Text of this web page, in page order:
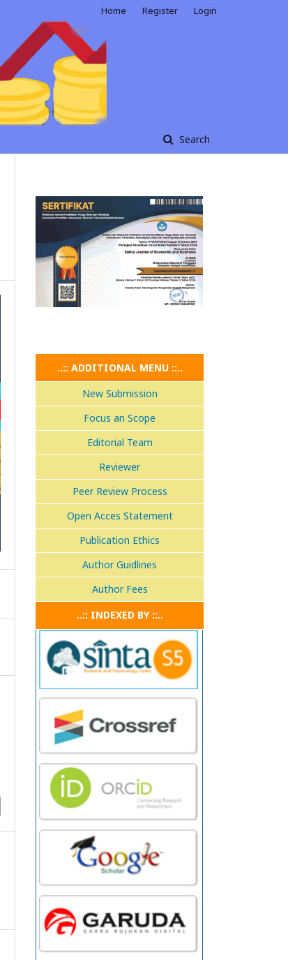
Search
Home Register Login
..:: ADDITIONAL MENU ::..
New Submission
Focus an Scope
Editorial Team
Reviewer
Peer Review Process
Open Acces Statement
Publication Ethics
Author Guidlines
Author Fees
..:: INDEXED BY ::..